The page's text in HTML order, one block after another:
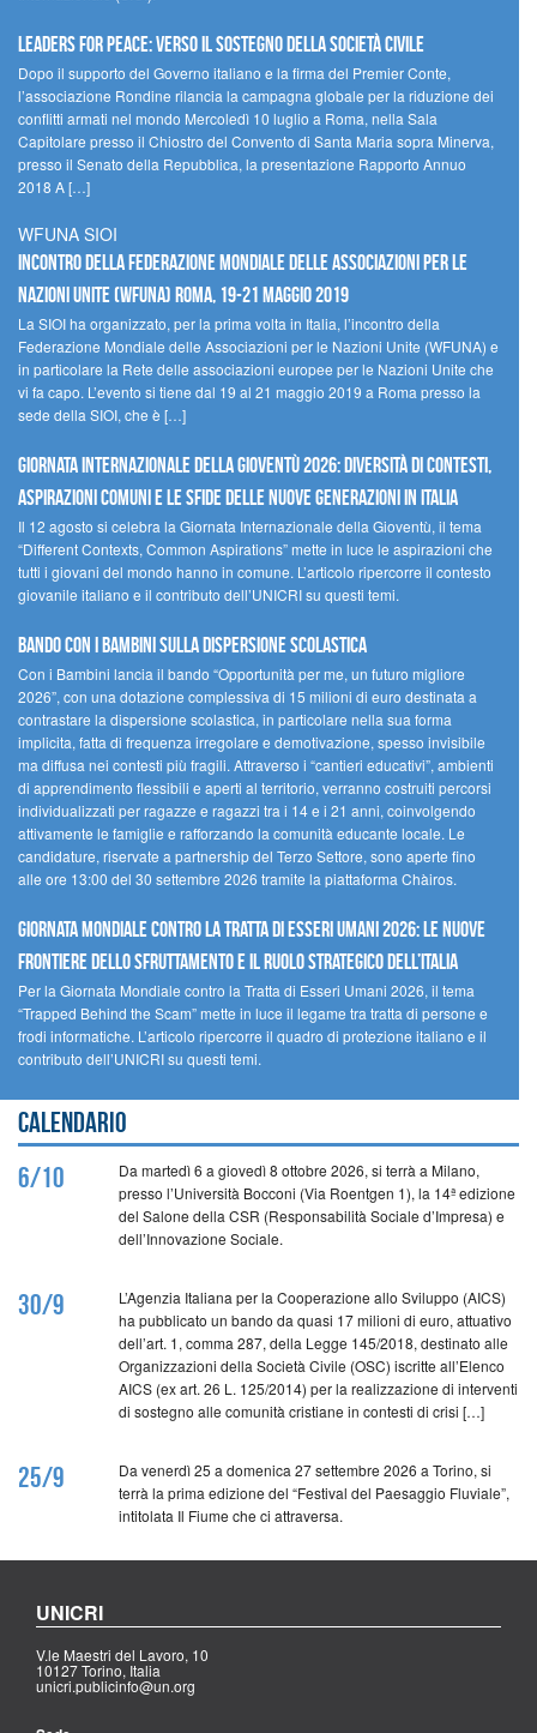
Leaders for peace: verso il sostegno della società civile
Dopo il supporto del Governo italiano e la firma del Premier Conte,
l’associazione Rondine rilancia la campagna globale per la riduzione dei
conflitti armati nel mondo Mercoledì 10 luglio a Roma, nella Sala
Capitolare presso il Chiostro del Convento di Santa Maria sopra Minerva,
presso il Senato della Repubblica, la presentazione Rapporto Annuo
2018 A […]
WFUNA SIOI
Incontro della Federazione Mondiale delle Associazioni per le
Nazioni Unite (WFUNA) Roma, 19-21 maggio 2019
La SIOI ha organizzato, per la prima volta in Italia, l’incontro della
Federazione Mondiale delle Associazioni per le Nazioni Unite (WFUNA) e
in particolare la Rete delle associazioni europee per le Nazioni Unite che
vi fa capo. L’evento si tiene dal 19 al 21 maggio 2019 a Roma presso la
sede della SIOI, che è […]
GIORNATA INTERNAZIONALE DELLA GIOVENTÙ 2026: DIVERSITÀ DI CONTESTI,
ASPIRAZIONI COMUNI E LE SFIDE DELLE NUOVE GENERAZIONI IN ITALIA
Il 12 agosto si celebra la Giornata Internazionale della Gioventù, il tema
“Different Contexts, Common Aspirations” mette in luce le aspirazioni che
tutti i giovani del mondo hanno in comune. L’articolo ripercorre il contesto
giovanile italiano e il contributo dell’UNICRI su questi temi.
Bando Con i Bambini sulla dispersione scolastica
Con i Bambini lancia il bando “Opportunità per me, un futuro migliore
2026”, con una dotazione complessiva di 15 milioni di euro destinata a
contrastare la dispersione scolastica, in particolare nella sua forma
implicita, fatta di frequenza irregolare e demotivazione, spesso invisibile
ma diffusa nei contesti più fragili. Attraverso i “cantieri educativi”, ambienti
di apprendimento flessibili e aperti al territorio, verranno costruiti percorsi
individualizzati per ragazze e ragazzi tra i 14 e i 21 anni, coinvolgendo
attivamente le famiglie e rafforzando la comunità educante locale. Le
candidature, riservate a partnership del Terzo Settore, sono aperte fino
alle ore 13:00 del 30 settembre 2026 tramite la piattaforma Chàiros.
GIORNATA MONDIALE CONTRO LA TRATTA DI ESSERI UMANI 2026: LE NUOVE
FRONTIERE DELLO SFRUTTAMENTO E IL RUOLO STRATEGICO DELL’ITALIA
Per la Giornata Mondiale contro la Tratta di Esseri Umani 2026, il tema
“Trapped Behind the Scam” mette in luce il legame tra tratta di persone e
frodi informatiche. L’articolo ripercorre il quadro di protezione italiano e il
contributo dell’UNICRI su questi temi.
Calendario
6/10
Da martedì 6 a giovedì 8 ottobre 2026, si terrà a Milano,
presso l’Università Bocconi (Via Roentgen 1), la 14ª edizione
del Salone della CSR (Responsabilità Sociale d’Impresa) e
dell’Innovazione Sociale.
30/9
L’Agenzia Italiana per la Cooperazione allo Sviluppo (AICS)
ha pubblicato un bando da quasi 17 milioni di euro, attuativo
dell’art. 1, comma 287, della Legge 145/2018, destinato alle
Organizzazioni della Società Civile (OSC) iscritte all’Elenco
AICS (ex art. 26 L. 125/2014) per la realizzazione di interventi
di sostegno alle comunità cristiane in contesti di crisi […]
25/9
Da venerdì 25 a domenica 27 settembre 2026 a Torino, si
terrà la prima edizione del “Festival del Paesaggio Fluviale”,
intitolata Il Fiume che ci attraversa.
UNICRI
V.le Maestri del Lavoro, 10
10127 Torino, Italia
unicri.publicinfo@un.org